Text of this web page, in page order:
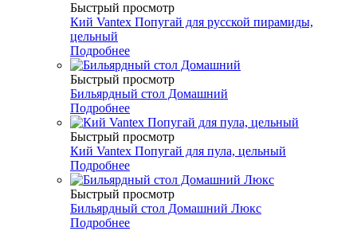
Быстрый просмотр
Кий Vantex Попугай для русской пирамиды,
цельный
Подробнее
Быстрый просмотр
Бильярдный стол Домашний
Подробнее
Быстрый просмотр
Кий Vantex Попугай для пула, цельный
Подробнее
Быстрый просмотр
Бильярдный стол Домашний Люкс
Подробнее